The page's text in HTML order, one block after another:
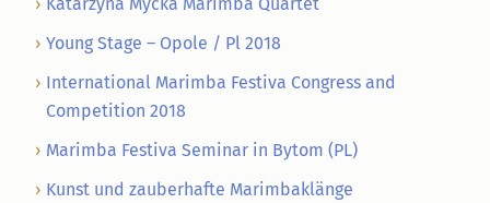
Young Stage – Opole / Pl 2018
International Marimba Festiva Congress and
Competition 2018
Marimba Festiva Seminar in Bytom (PL)
Kunst und zauberhafte Marimbaklänge